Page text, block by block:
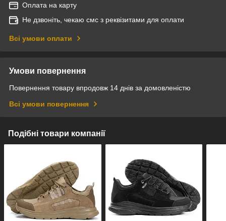
Оплата на карту
Не дзвоніть, чекаю смс з реквізитами для оплати
Всі умови оплати
Умови повернення
Повернення товару впродовж 14 днів за домовленістю
Всі умови повернення
Подібні товари компанії